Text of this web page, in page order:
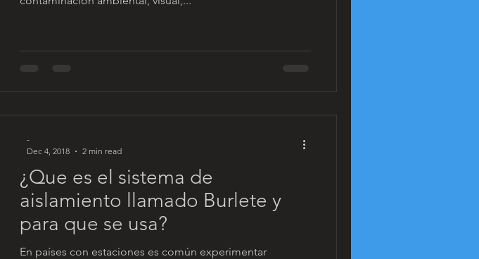
¿Que es el sistema de
aislamiento llamado Burlete y
para que se usa?
En países con estaciones es común experimentar
-
Dec 4, 2018
2 min read